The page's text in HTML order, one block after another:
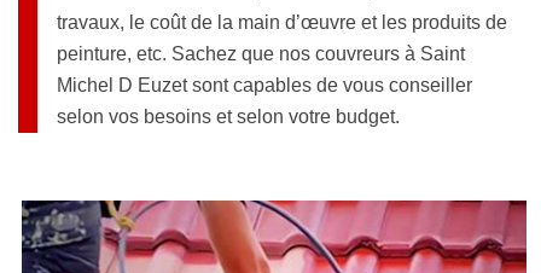
travaux, le coût de la main d’œuvre et les produits de
peinture, etc. Sachez que nos couvreurs à Saint
Michel D Euzet sont capables de vous conseiller
selon vos besoins et selon votre budget.